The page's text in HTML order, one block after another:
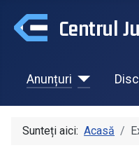
Centrul
Anunțuri
Sunteți aici: Acasă